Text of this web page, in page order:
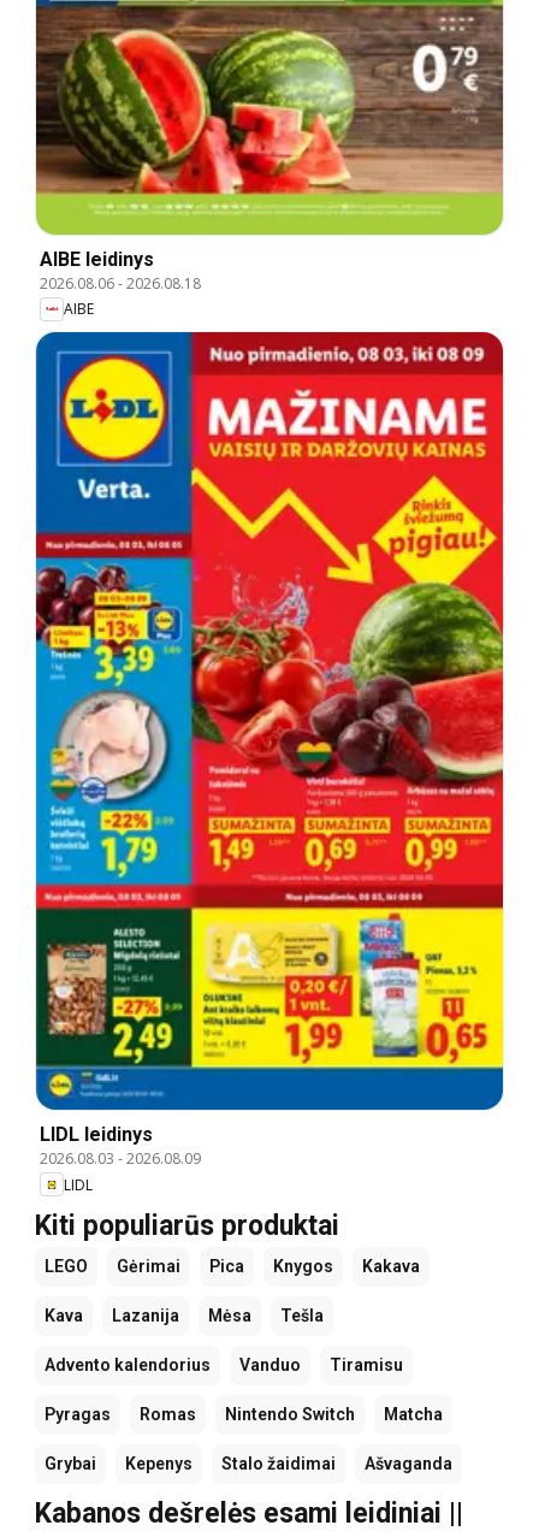
AIBE leidinys
2026.08.06-2026.08.18
AIBE
LIDL leidinys
2026.08.03 -2026.08.09
LIDL
Kiti populiarūs produktai
LEGO Gėrimai Pica Knygos Kakava
Kava Lazanija Mėsa Tešla
Advento kalendorius Vanduo Tiramisu
Pyragas Romas Nintendo Switch Matcha
Grybai Kepenys Stalo žaidimai Ašvaganda
Kabanos dešrelės esami leidiniai ||